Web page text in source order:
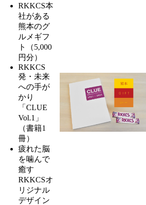
RKKCS本
社がある
熊本のグ
ルメギフ
ト（5,000
円分）
RKKCS
発・未来
への手が
かり
「CLUE
Vol.1」
（書籍1
冊）
疲れた脳
を噛んで
癒す
RKKCSオ
リジナル
デザイン